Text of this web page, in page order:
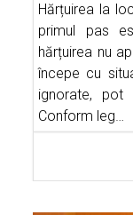
Hărțuirea la
primul pas
hărțuirea nu
începe cu
ignorate,
Conform leg…